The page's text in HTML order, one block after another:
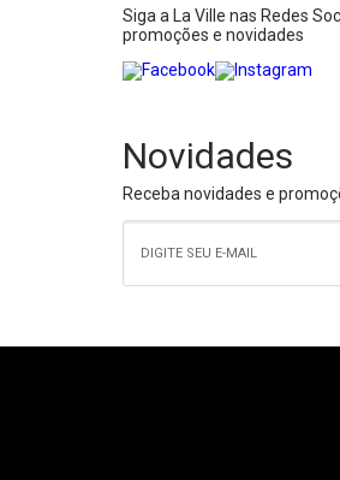
Siga a La Ville nas Redes
promoções e novidades
Novidades
Receba novidades e